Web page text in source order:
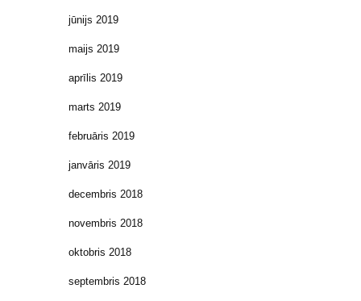
jūnijs 2019
maijs 2019
aprīlis 2019
marts 2019
februāris 2019
janvāris 2019
decembris 2018
novembris 2018
oktobris 2018
septembris 2018